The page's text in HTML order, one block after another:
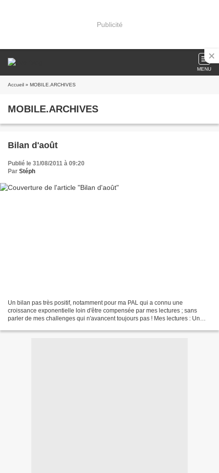
Publicité
MENU
Accueil » MOBILE.ARCHIVES
MOBILE.ARCHIVES
Bilan d'août
Publié le 31/08/2011 à 09:20
Par Stéph
Un bilan pas très positif, notamment pour ma PAL qui a connu une
croissance exponentielle loin d'être compensée par mes lectures ; sans
parler de mes challenges qui n'avancent toujours pas ! Mes lectures : Un